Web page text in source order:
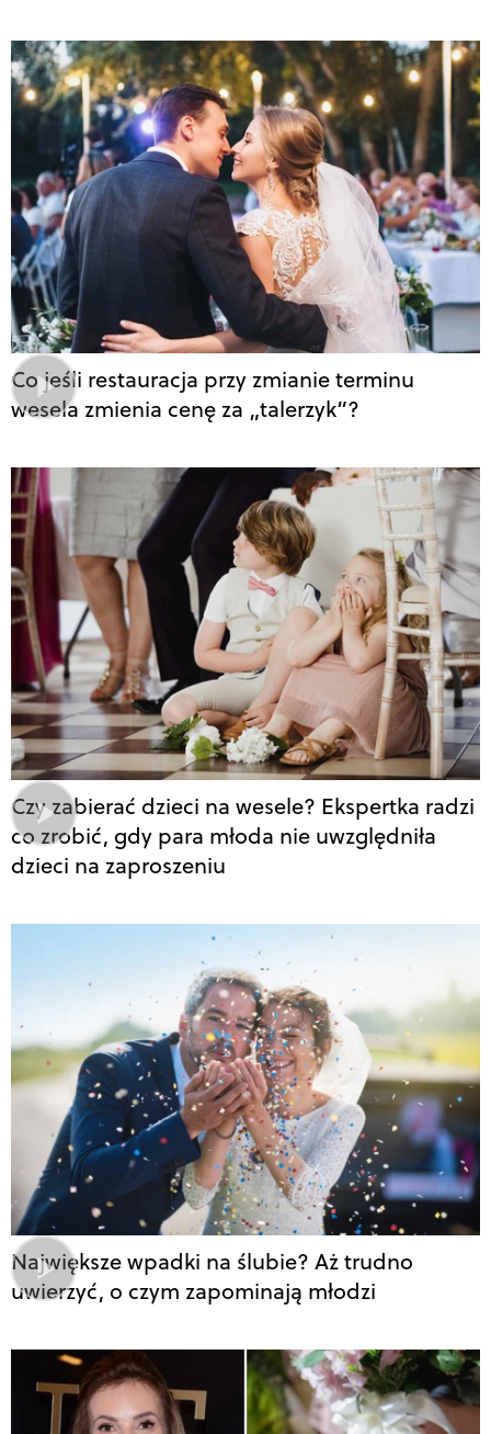
Co jeśli restauracja przy zmianie terminu
wesela zmienia cenę za „talerzyk”?
Czy zabierać dzieci na wesele? Ekspertka radzi
co zrobić, gdy para młoda nie uwzględniła
dzieci na zaproszeniu
Największe wpadki na ślubie? Aż trudno
uwierzyć, o czym zapominają młodzi